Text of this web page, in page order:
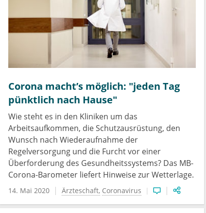
Corona macht’s möglich: "jeden Tag
pünktlich nach Hause"
Wie steht es in den Kliniken um das
Arbeitsaufkommen, die Schutzausrüstung, den
Wunsch nach Wiederaufnahme der
Regelversorgung und die Furcht vor einer
Überforderung des Gesundheitssystems? Das MB-
Corona-Barometer liefert Hinweise zur Wetterlage.
14. Mai 2020 Ärzteschaft Coronavirus